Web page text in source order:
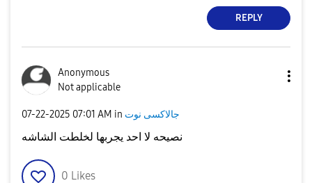
REPLY
Anonymous
Not applicable
‎07-22-2025 07:01 AM in جالاكسى نوت
نصيحه لا احد يجربها لخلطت الشاشه
0 Likes